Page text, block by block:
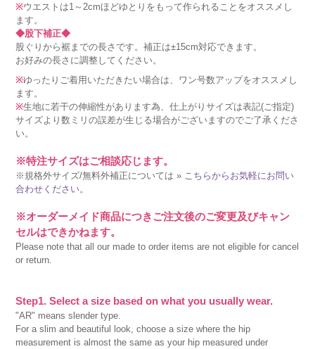
※ウエストは1～2cmほどゆとりをもって作られることをオススメし
ます。
◆股下補正◆
股ぐりから裾までの長さです。補正は±15cm対応できます。
お好みの長さに調整してください。
※ゆったりご着用いただきたい場合は、ワン号数アップをオススメし
ます。
※生地に若干の伸縮性があります為、仕上がりサイズは表記(ご指定)
サイズより数ミリの誤差が生じる場合がございますのでご了承くださ
い。
※特注サイズはご相談応じます。
※規格外サイズ/無料外補正については » こちらからお気軽にお問い
合わせください。
※オーダーメイド商品につきご注文後のご変更及びキャン
セルはできかねます。
Please note that all our made to order items are not eligible for cancel
or return.
Step1. Select a size based on what you usually wear.
"AR" means slender type.
For a slim and beautiful look, choose a size where the hip
measurement is almost the same as your hip measured under